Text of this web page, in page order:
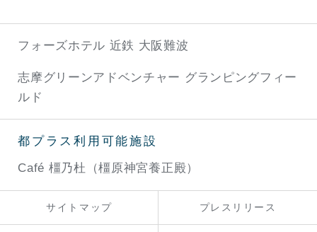
フォーズホテル 近鉄 大阪難波
志摩グリーンアドベンチャー グランピングフィー
ルド
都プラス利用可能施設
Café 橿乃杜（橿原神宮養正殿）
サイトマップ プレスリリース